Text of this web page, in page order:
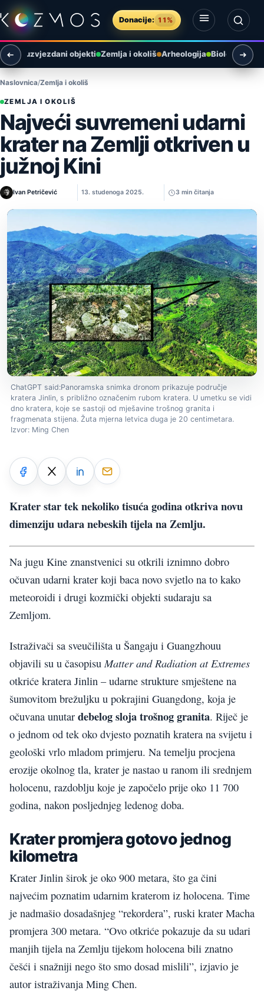
Preskoči na sadržaj
Donacije: 11%
Otvori izbornik
Otvori pretragu
Međuzvjezdani objekti Zemlja i okoliš Arheologija Biologija
Naslovnica Zemlja i okoliš
ZEMLJA I OKOLIŠ
Najveći suvremeni udarni
krater na Zemlji otkriven u
južnoj Kini
Ivan Petričević 13. studenoga 2025. 3 min čitanja
ChatGPT said:Panoramska snimka dronom prikazuje područje
kratera Jinlin, s približno označenim rubom kratera. U umetku se vidi
dno kratera, koje se sastoji od mješavine trošnog granita i
fragmenata stijena. Žuta mjerna letvica duga je 20 centimetara.
Izvor: Ming Chen
Krater star tek nekoliko tisuća godina otkriva novu
dimenziju udara nebeskih tijela na Zemlju.
Na jugu Kine znanstvenici su otkrili iznimno dobro
očuvan udarni krater koji baca novo svjetlo na to kako
meteoroidi i drugi kozmički objekti sudaraju sa
Zemljom.
Istraživači sa sveučilišta u Šangaju i Guangzhouu
objavili su u časopisuMatter and Radiation at Extremes
otkriće kratera Jinlin – udarne strukture smještene na
šumovitom brežuljku u pokrajini Guangdong, koja je
očuvana unutar debelog sloja trošnog granita. Riječ je
o jednom od tek oko dvjesto poznatih kratera na svijetu i
geološki vrlo mladom primjeru. Na temelju procjena
erozije okolnog tla, krater je nastao u ranom ili srednjem
holocenu, razdoblju koje je započelo prije oko 11 700
godina, nakon posljednjeg ledenog doba.
Krater promjera gotovo jednog
kilometra
Krater Jinlin širok je oko 900 metara, što ga čini
najvećim poznatim udarnim kraterom iz holocena. Time
je nadmašio dosadašnjeg “rekordera”, ruski krater Macha
promjera 300 metara. “Ovo otkriće pokazuje da su udari
manjih tijela na Zemlju tijekom holocena bili znatno
češći i snažniji nego što smo dosad mislili”, izjavio je
autor istraživanja Ming Chen.